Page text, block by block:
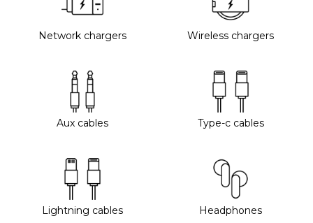
Network chargers Wireless chargers
Aux cables Type-c cables
Lightning cables Headphones